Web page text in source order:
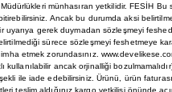
münhasıran yetkilidir. FESİH Bu
Ancak bu durumda aksi
gerek duymadan sözleşmeyi
sürece sözleşmeyi feshetmeye
etmek zorundasınız.
kullanılabilir ancak orjinalliği
ile iade edebilirsiniz. Ürünü, ürün
teslim aldığınız kargo yetkilisi önünde